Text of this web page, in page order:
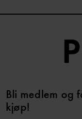
Bli medlem og
kjøp!